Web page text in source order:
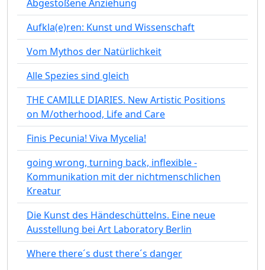
Abgestoßene Anziehung
Aufkla(e)ren: Kunst und Wissenschaft
Vom Mythos der Natürlichkeit
Alle Spezies sind gleich
THE CAMILLE DIARIES. New Artistic Positions
on M/otherhood, Life and Care
Finis Pecunia! Viva Mycelia!
going wrong, turning back, inflexible -
Kommunikation mit der nichtmenschlichen
Kreatur
Die Kunst des Händeschüttelns. Eine neue
Ausstellung bei Art Laboratory Berlin
Where there´s dust there´s danger